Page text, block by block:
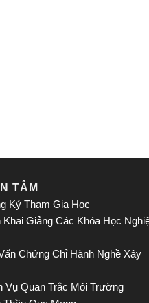
TÂM
Ký Tham Gia Học
Khai Giảng Các Khóa Học
Chứng Chỉ Hành Nghề Xây
Vụ Quan Trắc Môi Trường